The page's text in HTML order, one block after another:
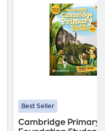
Best Seller
Cambridge Primary